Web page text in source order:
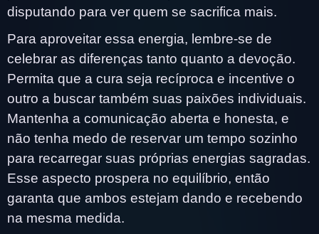
disputando para ver quem se sacrifica mais.
Para aproveitar essa energia, lembre-se de
celebrar as diferenças tanto quanto a devoção.
Permita que a cura seja recíproca e incentive o
outro a buscar também suas paixões individuais.
Mantenha a comunicação aberta e honesta, e
não tenha medo de reservar um tempo sozinho
para recarregar suas próprias energias sagradas.
Esse aspecto prospera no equilíbrio, então
garanta que ambos estejam dando e recebendo
na mesma medida.